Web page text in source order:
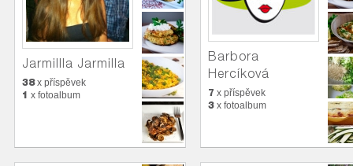
Jarmillla Jarmilla
38x příspěvek
1 x fotoalbum
Barbora
Hercíková
7 x příspěvek
3 x fotoalbum